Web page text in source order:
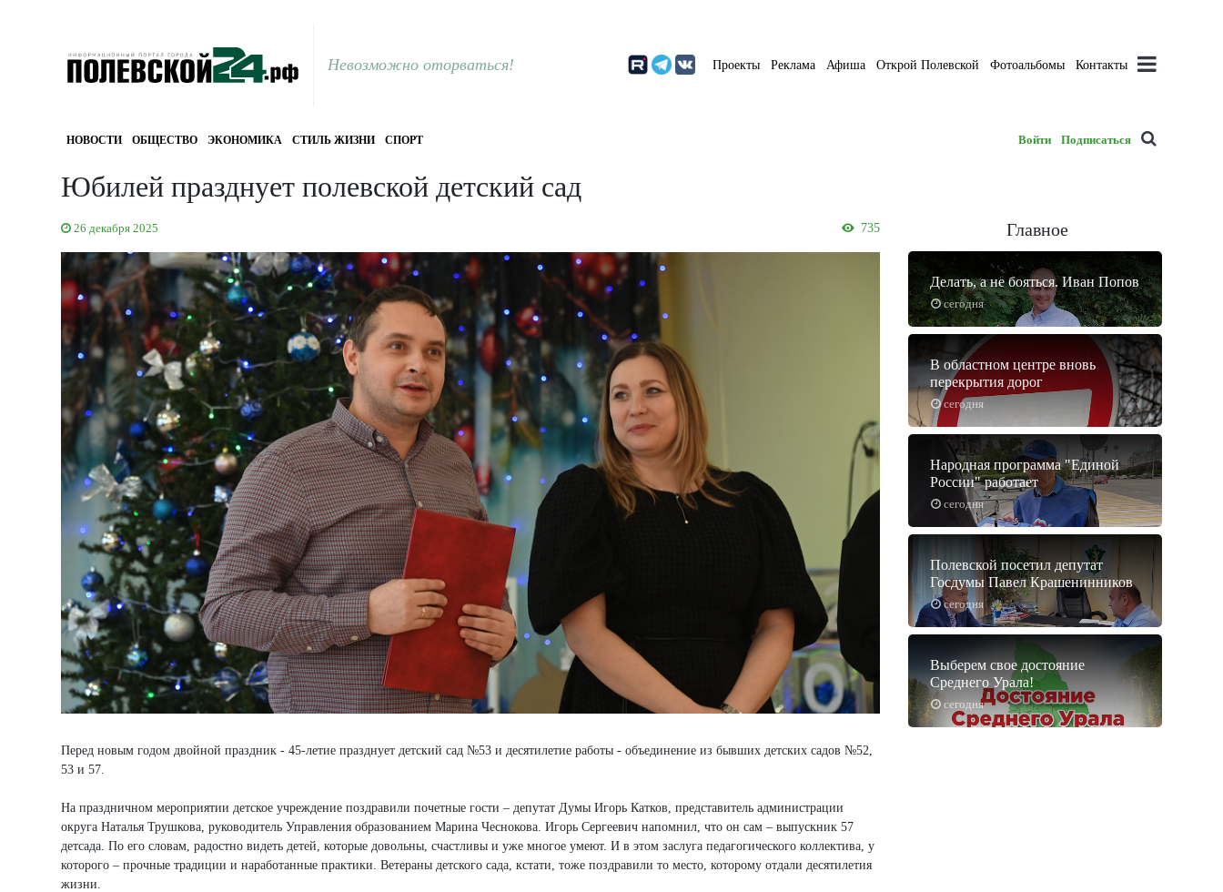
Невозможно оторваться! Проекты Реклама Афиша Открой Полевской Фотоальбомы Контакты
НОВОСТИ ОБЩЕСТВО ЭКОНОМИКА СТИЛЬ ЖИЗНИ СПОРТ Войти Подписаться
Юбилей празднует полевской детский сад
26 декабря 2025 735
Перед новым годом двойной праздник - 45-летие празднует детский сад №53 и десятилетие работы - объединение из бывших детских садов №52,
53 и 57.
На праздничном мероприятии детское учреждение поздравили почетные гости – депутат Думы Игорь Катков, представитель администрации
округа Наталья Трушкова, руководитель Управления образованием Марина Чеснокова. Игорь Сергеевич напомнил, что он сам – выпускник 57
детсада. По его словам, радостно видеть детей, которые довольны, счастливы и уже многое умеют. И в этом заслуга педагогического коллектива, у
которого – прочные традиции и наработанные практики. Ветераны детского сада, кстати, тоже поздравили то место, которому отдали десятилетия
жизни.
Главное
сегодня
Делать, а не бояться. Иван Попов
сегодня
В областном центре вновь
перекрытия дорог
сегодня
Народная программа "Единой
России" работает
сегодня
Полевской посетил депутат
Госдумы Павел Крашенинников
сегодня
Выберем свое достояние
Среднего Урала!